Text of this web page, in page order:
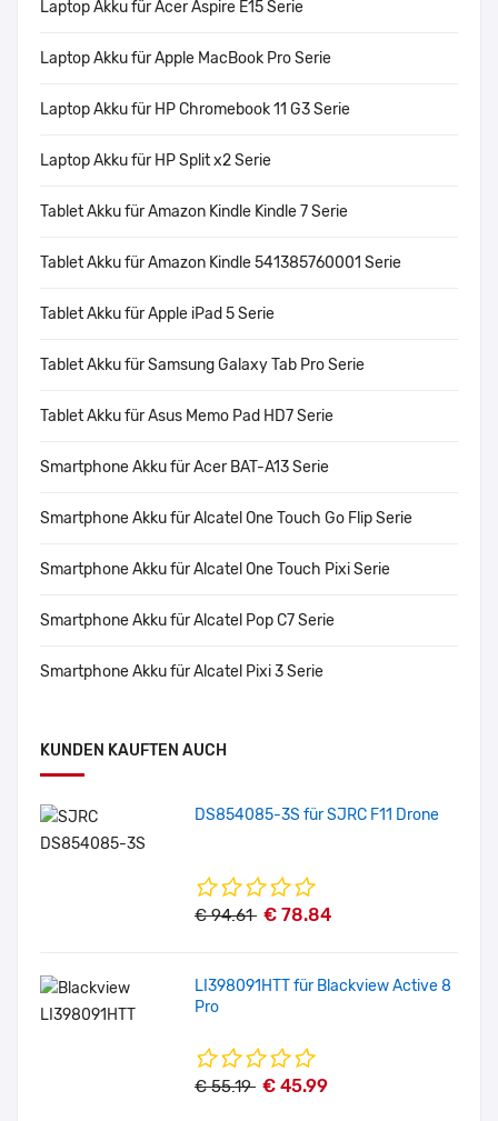
Laptop Akku für Acer Aspire E15 Serie
Laptop Akku für Apple MacBook Pro Serie
Laptop Akku für HP Chromebook 11 G3 Serie
Laptop Akku für HP Split x2 Serie
Tablet Akku für Amazon Kindle Kindle 7 Serie
Tablet Akku für Amazon Kindle 541385760001 Serie
Tablet Akku für Apple iPad 5 Serie
Tablet Akku für Samsung Galaxy Tab Pro Serie
Tablet Akku für Asus Memo Pad HD7 Serie
Smartphone Akku für Acer BAT-A13 Serie
Smartphone Akku für Alcatel One Touch Go Flip Serie
Smartphone Akku für Alcatel One Touch Pixi Serie
Smartphone Akku für Alcatel Pop C7 Serie
Smartphone Akku für Alcatel Pixi 3 Serie
KUNDEN KAUFTEN AUCH
DS854085-3S für SJRC F11 Drone
€ 94.61 € 78.84
LI398091HTT für Blackview Active 8
Pro
€ 55.19 € 45.99